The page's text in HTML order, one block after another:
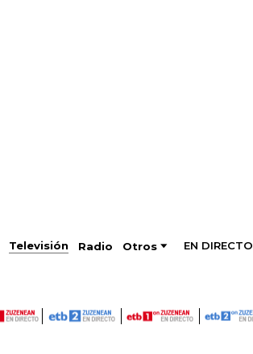
Televisión Radio Otros EN DIRECTO